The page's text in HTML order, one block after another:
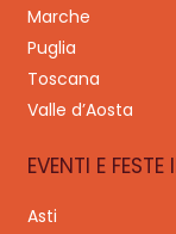
Marche
Puglia
Toscana
Valle d’Aosta
EVENTI E
Asti